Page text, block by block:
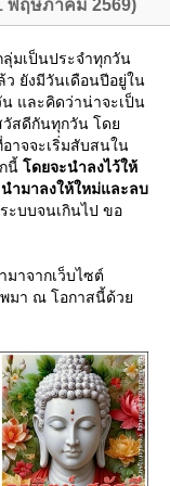
พฤษภาคม 2569)
มเป็นประจำทุกวัน
ยังมีวันเดือนปีอยู่ใน
และคิดว่าน่าจะเป็น
วัสดีกันทุกวัน โด
าจจะเริ่มสับสนใน
นี้ ดยจะนำลงไว้ให้
ำมาลงให้ใหม่และลบ
ะบบจนเกินไป ขอ
าจากเว็บไซต์
พมา ณ โอกาสนี้ด้ว